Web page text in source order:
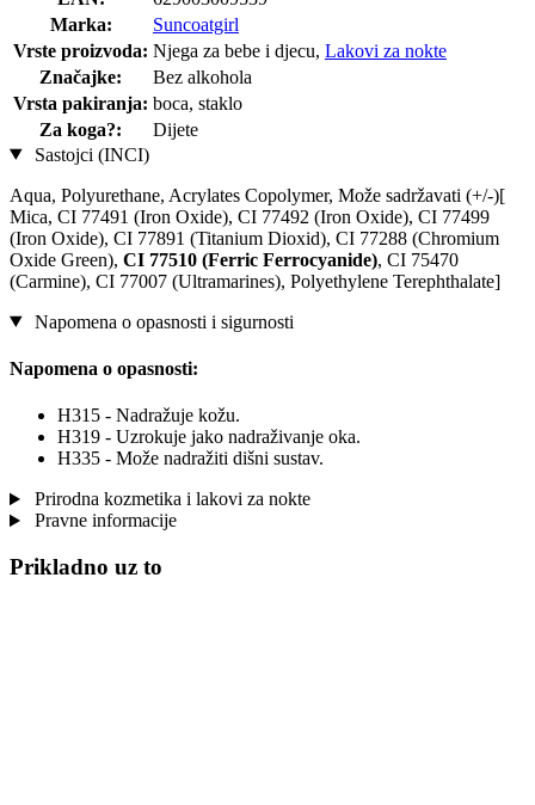
Marka:
Suncoatgirl
Vrste proizvoda: Njega za bebe i djecu, Lakovi za nokte
Značajke:
Bez alkohola
Vrsta pakiranja: boca, staklo
Za koga?:
Dijete
Sastojci (INCI)
Aqua, Polyurethane, Acrylates Copolymer, Može sadržavati (+/-)[
Mica, CI 77491 (Iron Oxide), CI 77492 (Iron Oxide), CI 77499
(Iron Oxide), CI 77891 (Titanium Dioxid), CI 77288 (Chromium
Oxide Green), CI 77510 (Ferric Ferrocyanide), CI 75470
(Carmine), CI 77007 (Ultramarines) , Polyethylene Terephthalate]
Napomena o opasnosti i sigurnosti
Napomena o opasnosti:
H315 - Nadražuje kožu.
H319 - Uzrokuje jako nadraživanje oka.
H335 - Može nadražiti dišni sustav.
Prirodna kozmetika i lakovi za nokte
Pravne informacije
Prikladno uz to